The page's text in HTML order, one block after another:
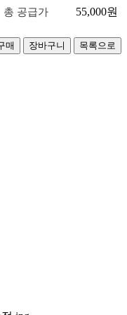
총 공급가 55,000원